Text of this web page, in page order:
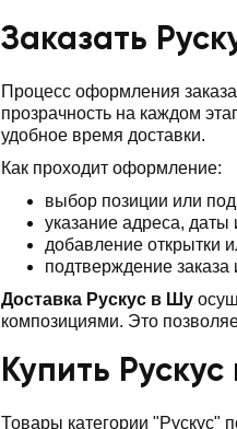
Заказать
Процесс оформления
прозрачность на каждом
удобное время доставки.
Как проходит оформление:
выбор позиции или
указание адреса,
добавление открытки
подтверждение
Доставка Рускус в Шу
композициями. Это
Купить
Товары категории